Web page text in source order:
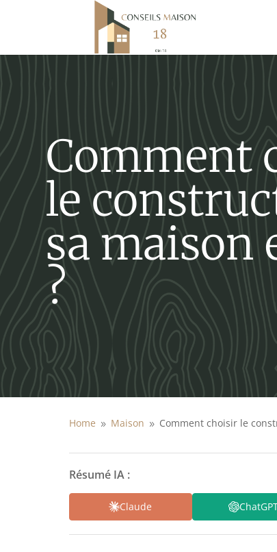
Comment
le
sa maison
?
Home 9 Maison 9 Comment choisir le
Résumé IA :
Claude